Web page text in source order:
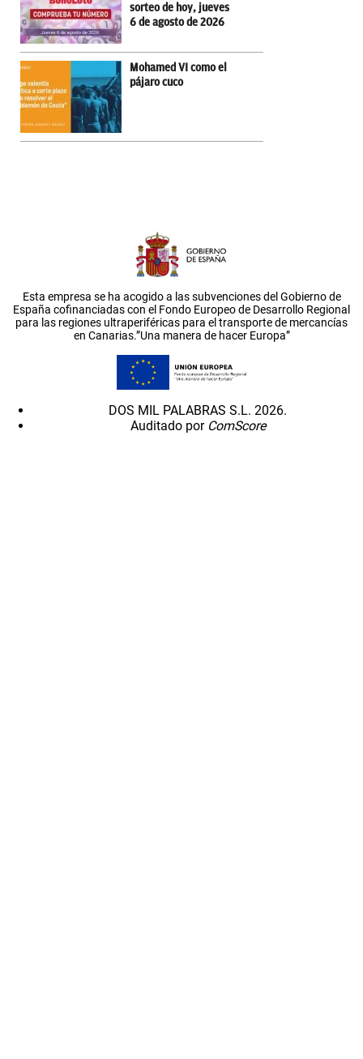
sorteo de hoy, jueves
6 de agosto de 2026
Mohamed VI como el
pájaro cuco
Esta empresa se ha acogido a las subvenciones del Gobierno de
España cofinanciadas con el Fondo Europeo de Desarrollo Regional
para las regiones ultraperiféricas para el transporte de mercancías
en Canarias.”Una manera de hacer Europa”
DOS MIL PALABRAS S.L. 2026.
Auditado por ComScore